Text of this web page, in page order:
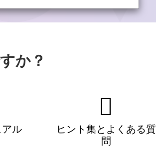
か？
アル
ヒント集とよくある質
問